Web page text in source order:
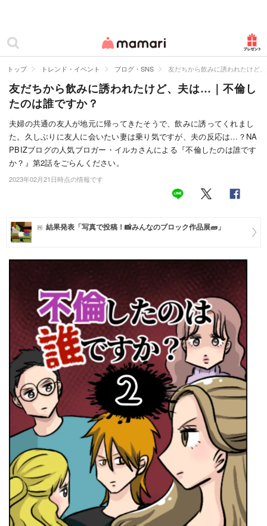
ママリ
カテゴリー一覧
妊娠
出産
赤ちゃん・育児
子育て・家族
お仕事
住まい
マネー
トレンド・イベント
トップ トレンド・イベント ブログ・SNS 友だちから飲みに誘われたけど
友だちから飲みに誘われたけど、夫は…｜不倫し
たのは誰ですか？
夫婦の共通の友人が地元に帰ってきたそうで、飲みに誘ってくれまし
た。久しぶりに友人に会いたい妻は乗り気ですが、夫の反応は…？NA
PBIZブログの人気ブロガー・イルカさんによる『不倫したのは誰です
か？』第2話をごらんください。
2023年02月21日時点の情報です
結果発表「写真で投稿！📸みんなのブロック作品展🧱」